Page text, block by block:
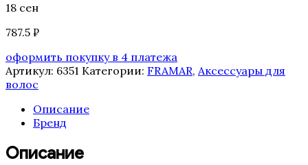
18 сен
787.5 ₽
оформить покупку в 4 платежа
Артикул: 6351 Категории: FRAMAR, Аксессуары для
волос
Описание
Бренд
Описание